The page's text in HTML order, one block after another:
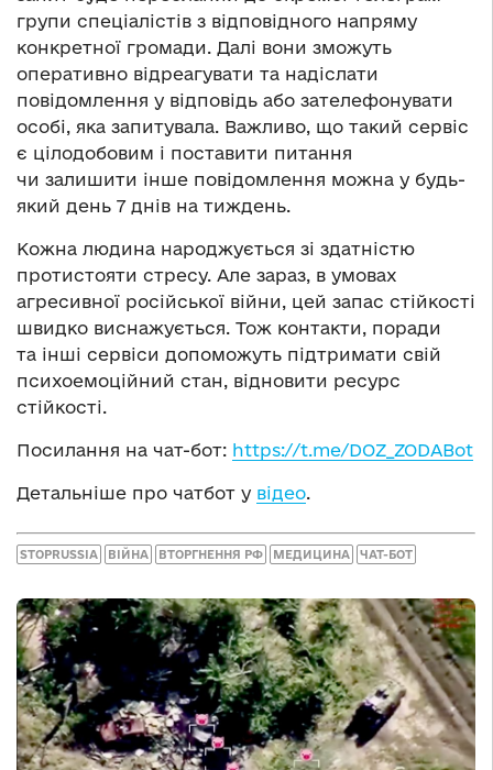
групи спеціалістів з відповідного напряму
конкретної громади. Далі вони зможуть
оперативно відреагувати та надіслати
повідомлення у відповідь або зателефонувати
особі, яка запитувала. Важливо, що такий сервіс
є цілодобовим і поставити питання
чи залишити інше повідомлення можна у будь-
який день 7 днів на тиждень.
Кожна людина народжується зі здатністю
протистояти стресу. Але зараз, в умовах
агресивної російської війни, цей запас стійкості
швидко виснажується. Тож контакти, поради
та інші сервіси допоможуть підтримати свій
психоемоційний стан, відновити ресурс
стійкості.
Посилання на чат-бот: https://t.me/DOZ_ZODABot
Детальніше про чатбот у відео.
STOPRUSSIA ВІЙНА ВТОРГНЕННЯ РФ МЕДИЦИНА ЧАТ-БОТ